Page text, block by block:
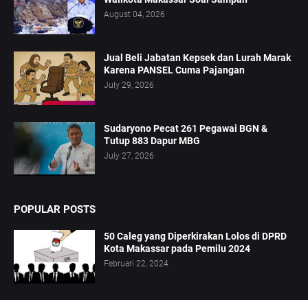
August 04, 2026
Jual Beli Jabatan Kepsek dan Lurah Marak
Karena PANSEL Cuma Pajangan
July 29, 2026
Sudaryono Pecat 261 Pegawai BGN &
Tutup 883 Dapur MBG
July 27, 2026
POPULAR POSTS
50 Caleg yang Diperkirakan Lolos di DPRD
Kota Makassar pada Pemilu 2024
Februari 22, 2024